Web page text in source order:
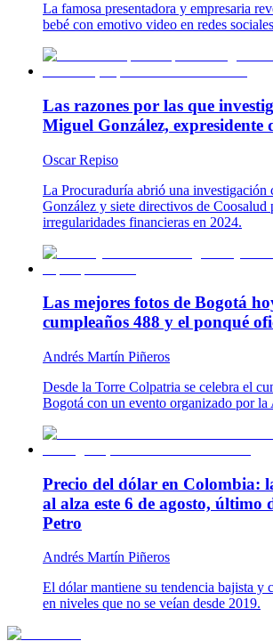
La famosa presentadora y empresaria
bebé con emotivo video en redes
Las razones por las que
Miguel González, expresidente
Oscar Repiso
La Procuraduría abrió una investigación
González y siete directivos de Coosalud
irregularidades financieras en 2024.
Las mejores fotos de Bogotá
cumpleaños 488 y el ponqué
Andrés Martín Piñeros
Desde la Torre Colpatria se celebra el
Bogotá con un evento organizado por
Precio del dólar en Colombia:
al alza este 6 de agosto, último
Petro
Andrés Martín Piñeros
El dólar mantiene su tendencia bajista y
en niveles que no se veían desde 2019.